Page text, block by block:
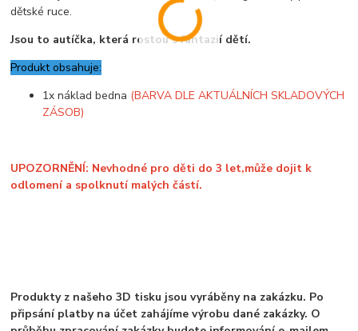
dětské ruce.
Jsou to autíčka, která rostou s fantazií dětí.
Produkt obsahuje:
1x náklad bedna (BARVA DLE AKTUÁLNÍCH SKLADOVÝCH
ZÁSOB)
UPOZORNĚNÍ: Nevhodné pro děti do 3 let,může dojit k
odlomení a spolknutí malých částí.
Produkty z našeho 3D tisku jsou vyráběny na zakázku. Po
připsání platby na účet zahájíme výrobu dané zakázky. O